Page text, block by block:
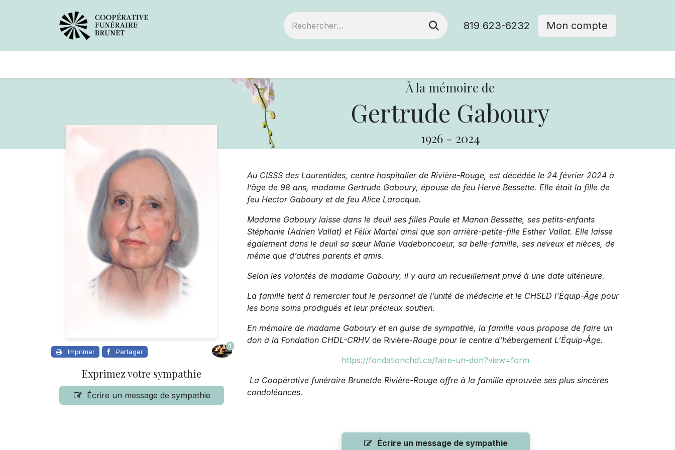
819 623-6232 Mon compte
À la mémoire de
Gertrude Gaboury
1926 - 2024
Imprimer Partager
1
Exprimez votre sympathie
Écrire un message de sympathie
Au CISSS des Laurentides, centre hospitalier de Rivière-Rouge, est décédée le 24 février 2024 à
l’âge de 98 ans, madame Gertrude Gaboury, épouse de feu Hervé Bessette. Elle était la fille de
feu Hector Gaboury et de feu Alice Larocque.
Madame Gaboury laisse dans le deuil ses filles Paule et Manon Bessette, ses petits-enfants
Stéphanie (Adrien Vallat) et Félix Martel ainsi que son arrière-petite-fille Esther Vallat. Elle laisse
également dans le deuil sa sœur Marie Vadeboncoeur, sa belle-famille, ses neveux et nièces, de
même que d’autres parents et amis.
Selon les volontés de madame Gaboury, il y aura un recueillement privé à une date ultérieure.
La famille tient à remercier tout le personnel de l’unité de médecine et le CHSLD l’Équip-Âge pour
les bons soins prodigués et leur précieux soutien.
En mémoire de madame Gaboury et en guise de sympathie, la famille vous propose de faire un
don à la Fondation CHDL-CRHVde Rivière-Rouge pour le centre d’hébergement L’Équip-Âge.
https://fondationchdl.ca/faire-un-don?view=form
La Coopérative funéraire Brunetde Rivière-Rouge offre à la famille éprouvée ses plus sincères
condoléances.
Écrire un message de sympathie